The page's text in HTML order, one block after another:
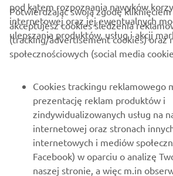
O FIRMIE
WIĘCEJ YAMAHA
WSPARCIE
pod kątem rozpoznania nawyków
internetowej oraz jej ewentualnych
ulepszania produktów, usług i akcji
Potwierdzając swoją zgodę
akceptujesz cookies śledzenia
(tracking/advertisement cookies) oraz
społecznościowych (social media
Cookies trackingu reklamowego
prezentację reklam produktów i
zindywidualizowanych usług na
internetowej oraz stronach
internetowych i mediów
Facebook) w oparciu o analizę
naszej stronie, a więc m.in